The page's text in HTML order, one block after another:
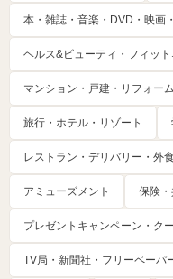
本・雑誌・音楽・DVD・映画
ヘルス&ビューティ・フィット
マンション・戸建・リフォー
旅行・ホテル・リゾート
レストラン・デリバリー・外
アミューズメント 保険
プレゼントキャンペーン・ク
TV局・新聞社・フリーペーパ